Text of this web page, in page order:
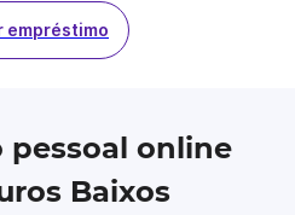
empréstimo
pessoal online
Baixos